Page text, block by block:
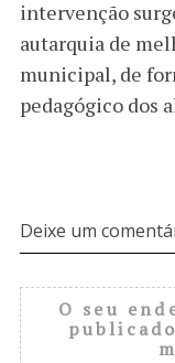
intervenção
autarquia de
municipal, de
pedagógico dos
Deixe um
O seu